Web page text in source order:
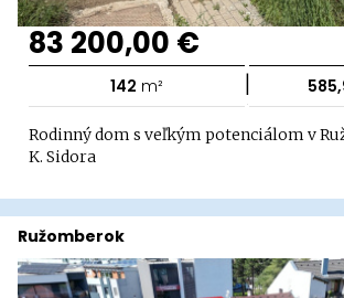
83 200,00 €
142 m² |
Rodinný dom s veľkým potenciálom v
K. Sidora
Ružomberok